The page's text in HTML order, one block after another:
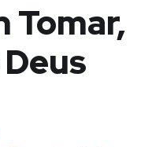
Tomar,